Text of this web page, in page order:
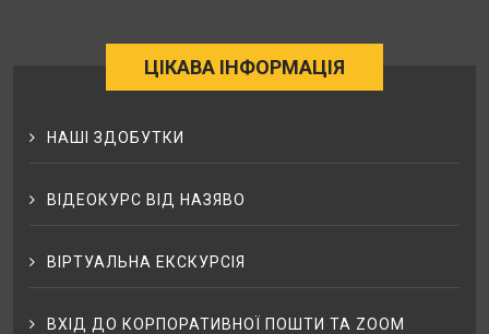
ЦІКАВА ІНФОРМАЦІЯ
НАШІ ЗДОБУТКИ
ВІДЕОКУРС ВІД НАЗЯВО
ВІРТУАЛЬНА ЕКСКУРСІЯ
ВХІД ДО КОРПОРАТИВНОЇ ПОШТИ ТА ZOOM